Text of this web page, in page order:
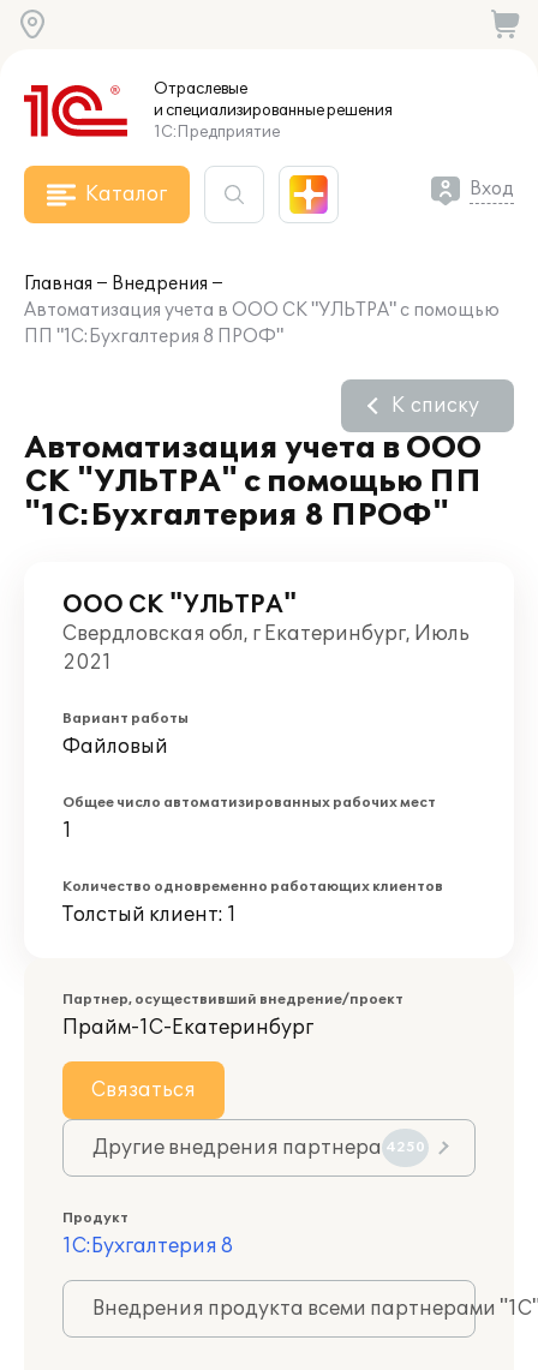
Отраслевые
и специализированныерешения
1С:Предприятие
Каталог Вход
Главная
Внедрения
Автоматизация учета в ООО СК "УЛЬТРА" с помощью
ПП "1С:Бухгалтерия 8 ПРОФ"
Автоматизация учета в ООО
СК "УЛЬТРА" с помощью ПП
"1С:Бухгалтерия 8 ПРОФ"
К списку
ООО СК "УЛЬТРА"
Свердловская обл, г Екатеринбург, Июль
2021
Вариант работы
Файловый
Общее число автоматизированных рабочих мест
1
Количество одновременно работающих клиентов
Толстый клиент: 1
Партнер, осуществивший внедрение/проект
Прайм-1С-Екатеринбург
Связаться
Другие внедрения партнера 4250
Продукт
1С:Бухгалтерия 8
Внедрения продукта всеми партнерами